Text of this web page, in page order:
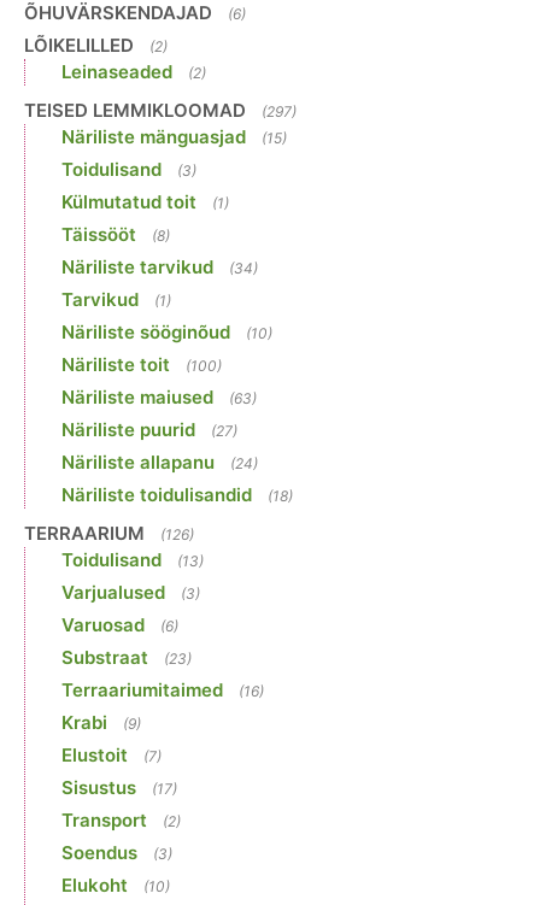
ÕHUVÄRSKENDAJAD (6)
LÕIKELILLED (2)
Leinaseaded (2)
TEISED LEMMIKLOOMAD (297)
Näriliste mänguasjad (15)
Toidulisand (3)
Külmutatud toit (1)
Täissööt (8)
Näriliste tarvikud (34)
Tarvikud (1)
Näriliste sööginõud (10)
Näriliste toit (100)
Näriliste maiused (63)
Näriliste puurid (27)
Näriliste allapanu (24)
Näriliste toidulisandid (18)
TERRAARIUM (126)
Toidulisand (13)
Varjualused (3)
Varuosad (6)
Substraat (23)
Terraariumitaimed (16)
Krabi (9)
Elustoit (7)
Sisustus (17)
Transport (2)
Soendus (3)
Elukoht (10)